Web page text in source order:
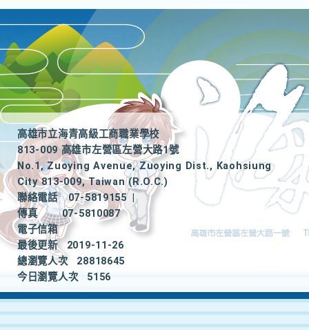
高雄市立海青高級工商職業學校
813-009 高雄市左營區左營大路1號
No.1, Zuoying Avenue, Zuoying Dist., Kaohsiung
City 813-009, Taiwan (R.O.C.)
聯絡電話
07-5819155
|
傳真
07-5810087
電子信箱
最後更新
2019-11-26
總瀏覽人次
28818645
今日瀏覽人次
5156